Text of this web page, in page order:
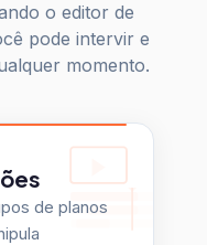
pode intervir e
momento.
de planos
sem tocar